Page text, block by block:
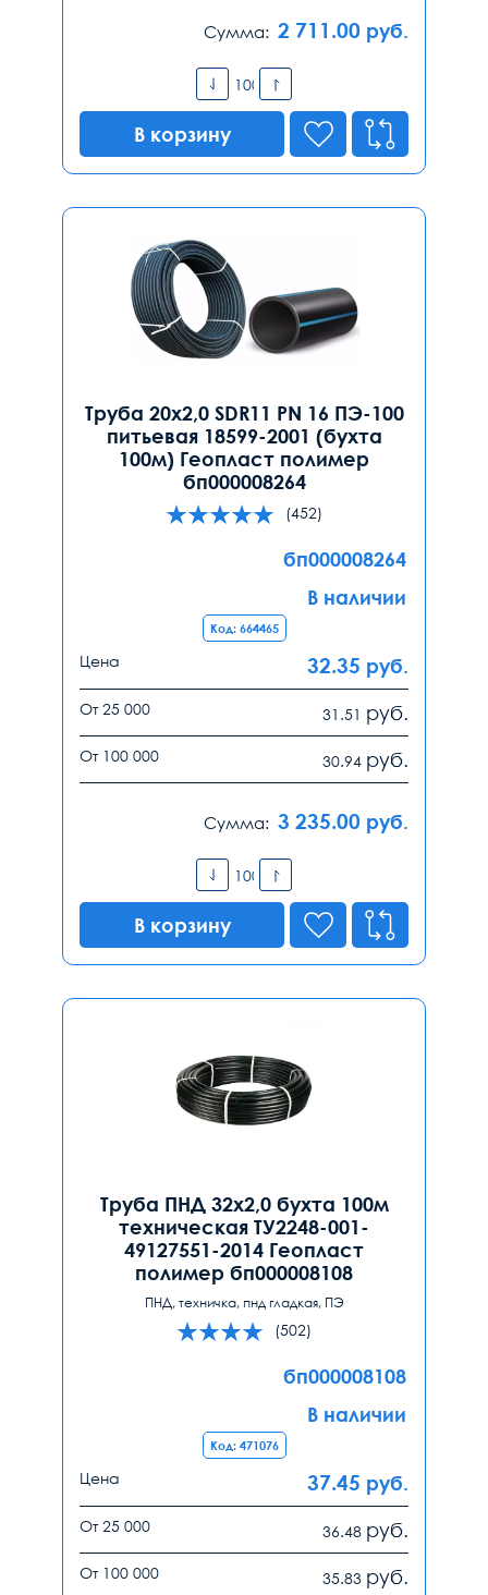
Сумма: 2 711.00 руб.
В корзину
Труба 20х2,0 SDR11 PN 16 ПЭ-100
питьевая 18599-2001 (бухта
100м) Геопласт полимер
бп000008264
(452)
бп000008264
В наличии
Код: 664465
Цена 32.35 руб.
От 25 000 31.51 руб.
От 100 000 30.94 руб.
Сумма: 3 235.00 руб.
В корзину
Труба ПНД 32х2,0 бухта 100м
техническая ТУ2248-001-
49127551-2014 Геопласт
полимер бп000008108
ПНД, техничка, пнд гладкая, ПЭ
(502)
бп000008108
В наличии
Код: 471076
Цена 37.45 руб.
От 25 000 36.48 руб.
От 100 000 35.83 руб.